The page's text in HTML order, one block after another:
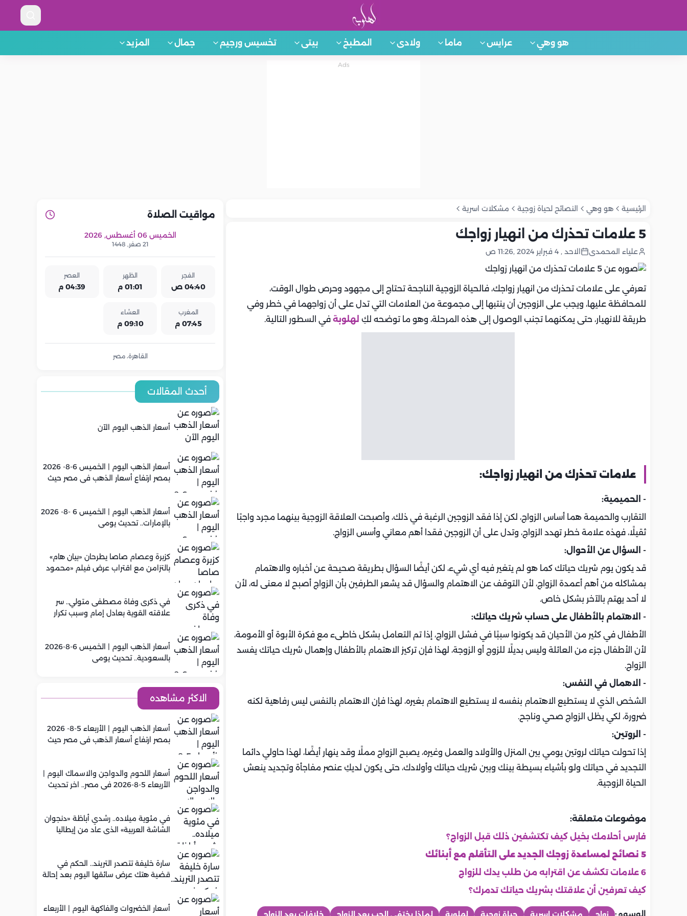
هو وهي عرايس ماما ولادى المطبخ بيتى تخسيس ورجيم جمال المزيد
الرئيسية هو وهي النصائح لحياة زوجية مشكلات اسرية
5 علامات تحذرك من انهيار زواجك
علياء المحمدى الاحد , 4 فبراير 2024 ,11:26 ص
تعرفي على علامات تحذرك من انهيار زواجك، فالحياة الزوجية الناجحة تحتاج إلى مجهود وحرص طوال الوقت،
للمحافظة عليها، ويجب على الزوجين أن ينتبها إلى مجموعة من العلامات التي تدل على أن زواجهما في خطر وفي
طريقة للانهيار، حتى يمكنهما تجنب الوصول إلى هذه المرحلة، وهو ما توضحه لكِ لهلوبة في السطور التالية.
علامات تحذرك من انهيار زواجك:
- الحميمية:
التقارب والحميمة هما أساس الزواج، لكن إذا فقد الزوجين الرغبة في ذلك، وأصبحت العلاقة الزوجية بينهما مجرد واجبًا
ثقيلًا، فهذه علامة خطر تهدد الزواج، وتدل على أن الزوجين فقدا أهم معاني وأسس الزواج.
- السؤال عن الأحوال:
قد يكون يوم شريك حياتك كما هو لم يتغير فيه أي شيء، لكن أيضًا السؤال بطريقة صحيحة عن أخباره والاهتمام
بمشاكله من أهم أعمدة الزواج، لأن التوقف عن الاهتمام والسؤال قد يشعر الطرفين بأن الزواج أصبح لا معنى له، لأن
لا أحد يهتم بالآخر بشكل خاص.
- الاهتمام بالأطفال على حساب شريك حياتك:
الأطفال في كثير من الأحيان قد يكونوا سببًا في فشل الزواج، إذا تم التعامل بشكل خاطىء مع فكرة الأبوة أو الأمومة،
لأن الأطفال جزء من العائلة وليس بديلًا للزوج أو الزوجة، لهذا فإن تركيز الاهتمام بالأطفال وإهمال شريك حياتك يفسد
الزواج.
- الاهمال في النفس:
الشخص الذي لا يستطيع الاهتمام بنفسه لا يستطيع الاهتمام بغيره، لهذا فإن الاهتمام بالنفس ليس رفاهية لكنه
ضرورة، لكي يظل الزواج صحي وناجح.
- الروتين:
إذا تحولت حياتك لروتين يومي بين المنزل والأولاد والعمل وغيره، يصبح الزواج مملًا وقد ينهار أيضًا، لهذا حاولي دائما
التجديد في حياتك ولو بأشياء بسيطة بينك وبين شريك حياتك وأولادك، حتى يكون لديكِ عنصر مفاجأة وتجديد ينعش
الحياة الزوجية.
موضوعات متعلقة:
فارس أحلامك بخيل كيف تكتشفين ذلك قبل الزواج؟
5 نصائح لمساعدة زوجك الجديد على التأقلم مع أبنائك
6 علامات تكشف عن اقترابه من طلب يدك للزواج
كيف تعرفين أن علاقتك بشريك حياتك تدمرك؟
مواقيت الصلاة
الخميس 06 أغسطس, 2026
21 صفر, 1448
الفجر
04:40 ص
الظهر
01:01 م
العصر
04:39 م
المغرب
07:45 م
العشاء
09:10 م
القاهرة، مصر
أحدث المقالات
أسعار الذهب اليوم الآن
أسعار الذهب اليوم | الخميس 6-8- 2026
بمصر ارتفاع أسعار الذهب في مصر حيث
أسعار الذهب اليوم | الخميس 6 -8- 2026
بالإمارات.. تحديث يومي
كزبرة وعصام صاصا يطرحان «بيان هام»
بالتزامن مع اقتراب عرض فيلم «محمود
في ذكرى وفاة مصطفى متولي.. سر
علاقته القوية بعادل إمام وسبب تكرار
أسعار الذهب اليوم | الخميس 6-8-2026
بالسعودية.. تحديث يومي
الاكثر مشاهده
أسعار الذهب اليوم | الأربعاء 5-8- 2026
بمصر ارتفاع أسعار الذهب في مصر حيث
أسعار اللحوم والدواجن والاسماك اليوم |
الأربعاء 5-8-2026 في مصر.. اخر تحديث
في مئوية ميلاده.. رشدي أباظة «دنجوان
الشاشة العربية» الذي عاد من إيطاليا
سارة خليفة تتصدر التريند.. الحكم في
قضية هتك عرض سائقها اليوم بعد إحالة
أسعار الخضروات والفاكهة اليوم | الأربعاء